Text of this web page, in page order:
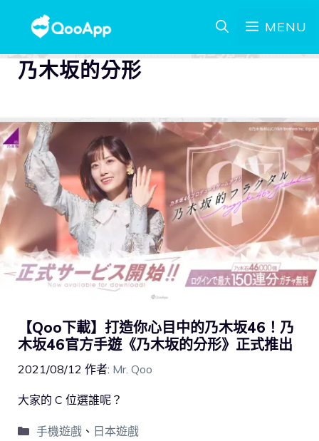
MENU
乃木坂的分形
【Qoo下載】打造你心目中的乃木坂46！乃
木坂46官方手遊《乃木坂的分形》正式推出
2021/08/12 作者: Mr. Qoo
大家的 C 位選誰呢？
手機遊戲、 日本遊戲